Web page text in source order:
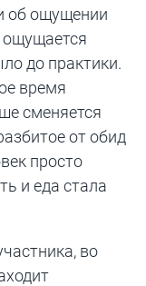
об ощущении
ощущается
до практики.
время
сменяется
от обид
просто
и еда стала
во